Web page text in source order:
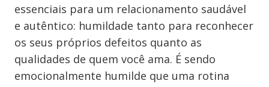
essenciais para um relacionamento saudável
e autêntico: humildade tanto para reconhecer
os seus próprios defeitos quanto as
qualidades de quem você ama. É sendo
emocionalmente humilde que uma rotina